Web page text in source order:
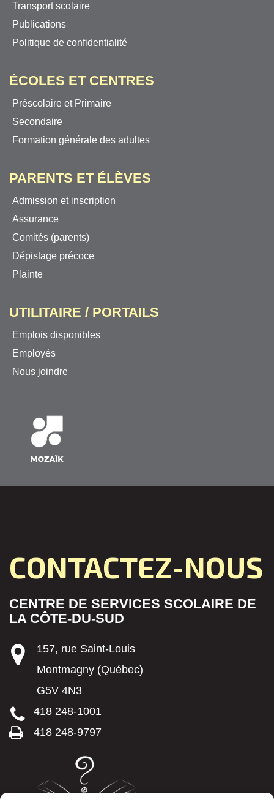
Transport scolaire
Publications
Politique de confidentialité
ÉCOLES ET CENTRES
Préscolaire et Primaire
Secondaire
Formation générale des adultes
PARENTS ET ÉLÈVES
Admission et inscription
Assurance
Comités (parents)
Dépistage précoce
Plainte
UTILITAIRE / PORTAILS
Emplois disponibles
Employés
Nous joindre
CONTACTEZ-NOUS
CENTRE DE SERVICES SCOLAIRE DE
LA CÔTE-DU-SUD
157, rue Saint-Louis
Montmagny (Québec)
G5V 4N3
418 248-1001
418 248-9797